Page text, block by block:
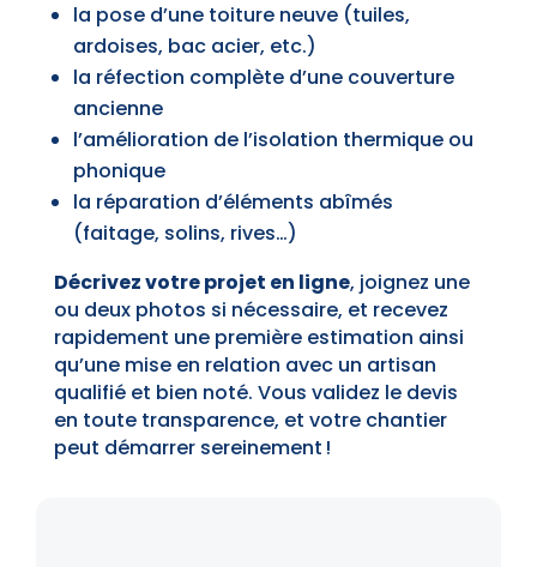
la pose d’une toiture neuve (tuiles,
ardoises, bac acier, etc.)
la réfection complète d’une couverture
ancienne
l’amélioration de l’isolation thermique ou
phonique
la réparation d’éléments abîmés
(faitage, solins, rives…)
Décrivez votre projet en ligne, joignez une
ou deux photos si nécessaire, et recevez
rapidement une première estimation ainsi
qu’une mise en relation avec un artisan
qualifié et bien noté. Vous validez le devis
en toute transparence, et votre chantier
peut démarrer sereinement !